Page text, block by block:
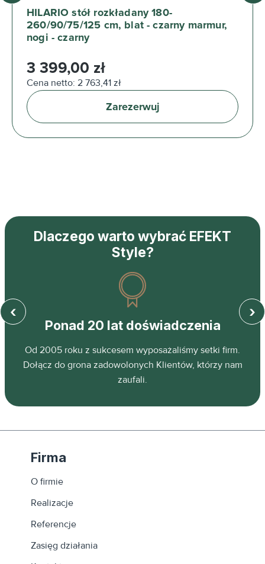
HILARIO stół rozkładany 180-
260/90/75/125 cm, blat - czarny marmur,
nogi - czarny
Cena regularna:
3 399,00 zł
Cena netto: 2 763,41 zł
Zarezerwuj
Dlaczego warto wybrać EFEKT
Style?
Ponad 20 lat doświadczenia
Od 2005 roku z sukcesem wyposażaliśmy setki firm.
Dołącz do grona zadowolonych Klientów, którzy nam
zaufali.
‹ ›
Firma
O firmie
Realizacje
Referencje
Zasięg działania